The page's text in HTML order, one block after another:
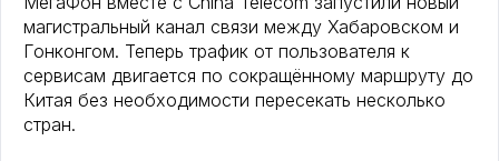
магистральный канал связи между Хабаровском и
Гонконгом. Теперь трафик от пользователя к
сервисам двигается по сокращённому маршруту до
Китая без необходимости пересекать несколько
стран.